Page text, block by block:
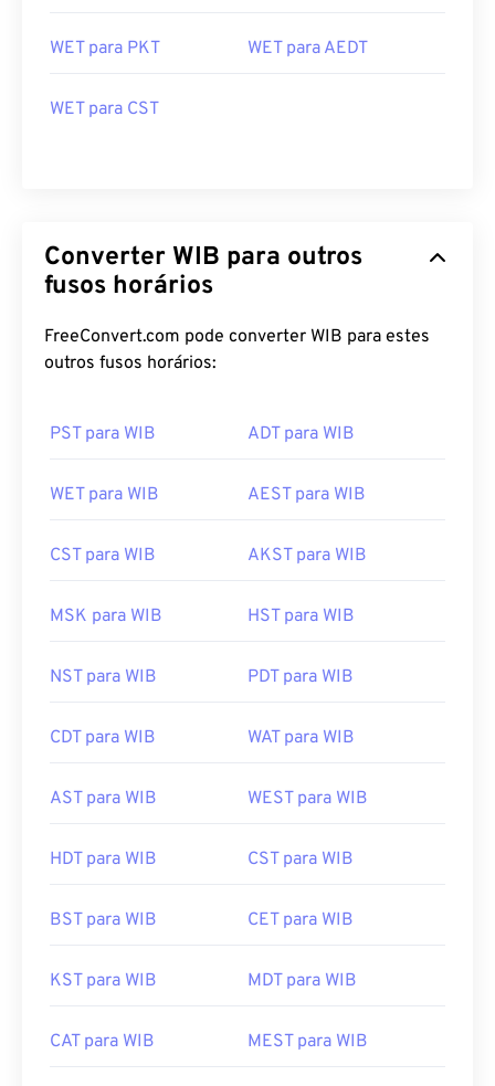
WET para PKT WET para AEDT
WET para CST
Converter WIB para outros
fusos horários
FreeConvert.com pode converter WIB para estes
outros fusos horários:
PST para WIB ADT para WIB
WET para WIB AEST para WIB
CST para WIB AKST para WIB
MSK para WIB HST para WIB
NST para WIB PDT para WIB
CDT para WIB WAT para WIB
AST para WIB WEST para WIB
HDT para WIB CST para WIB
BST para WIB CET para WIB
KST para WIB MDT para WIB
CAT para WIB MEST para WIB